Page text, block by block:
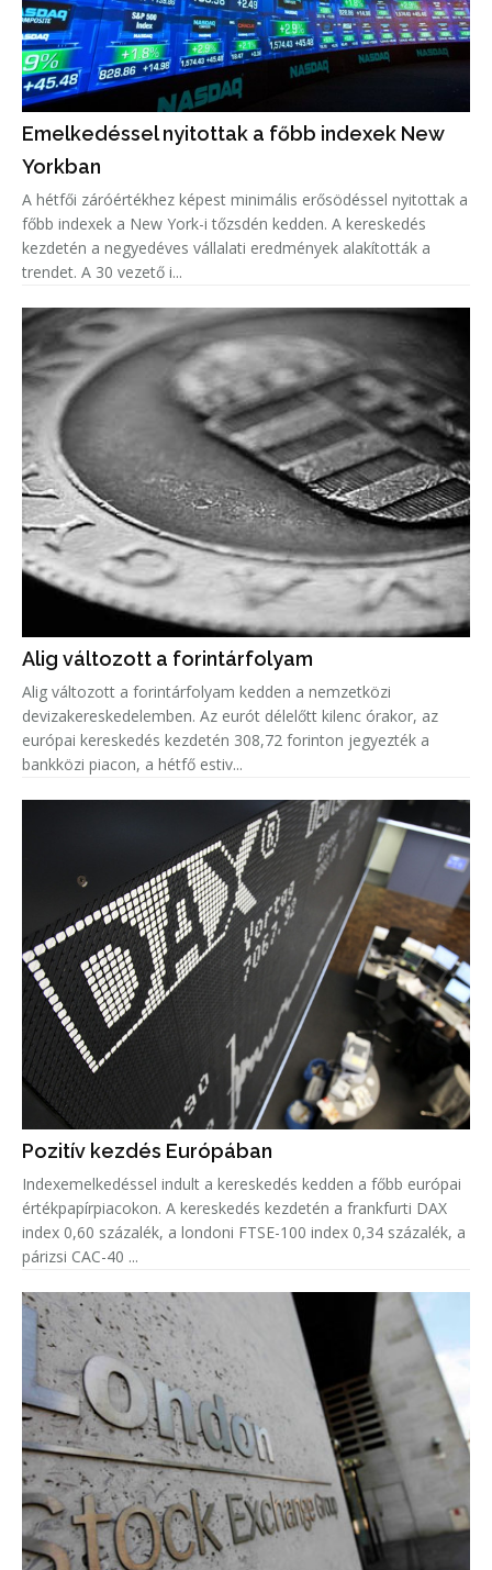
Emelkedéssel nyitottak a főbb indexek New
Yorkban
A hétfői záróértékhez képest minimális erősödéssel nyitottak a
főbb indexek a New York-i tőzsdén kedden. A kereskedés
kezdetén a negyedéves vállalati eredmények alakították a
trendet. A 30 vezető i...
Alig változott a forintárfolyam
Alig változott a forintárfolyam kedden a nemzetközi
devizakereskedelemben. Az eurót délelőtt kilenc órakor, az
európai kereskedés kezdetén 308,72 forinton jegyezték a
bankközi piacon, a hétfő estiv...
Pozitív kezdés Európában
Indexemelkedéssel indult a kereskedés kedden a főbb európai
értékpapírpiacokon. A kereskedés kezdetén a frankfurti DAX
index 0,60 százalék, a londoni FTSE-100 index 0,34 százalék, a
párizsi CAC-40 ...